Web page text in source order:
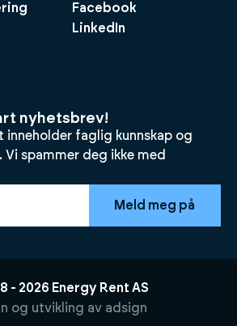
Facebook
LinkedIn
nyhetsbrev!
inneholder faglig kunnskap og
Vi spammer deg ikke med
Meld meg på
- 2026 Energy Rent AS
og utvikling avadsign